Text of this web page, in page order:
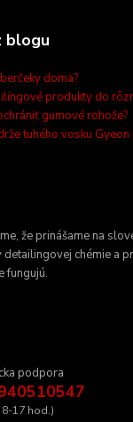
blogu
doma?
produkty do
gumové rohože?
tuhého vosku
že prinášame na
chémie a
fungujú.
podpora
17 hod.)